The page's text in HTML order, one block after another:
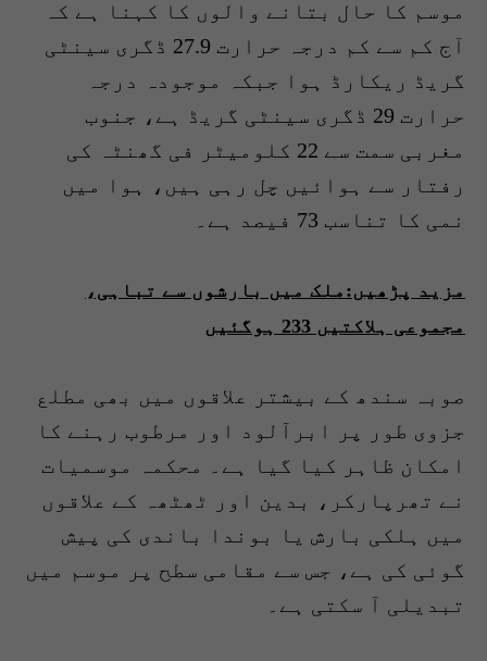
موسم کا حال بتانے والوں کا کہنا ہے کہ
آج کم سے کم درجہ حرارت 27.9 ڈگری سینٹی
گریڈ ریکارڈ ہوا جبکہ موجودہ درجہ
حرارت 29 ڈگری سینٹی گریڈ ہے، جنوب
مغربی سمت سے 22 کلومیٹر فی گھنٹہ کی
رفتار سے ہوائیں چل رہی ہیں، ہوا میں
نمی کا تناسب 73 فیصد ہے۔
مزید پڑھیں:ملک میں بارشوں سے تباہی،
مجموعی ہلاکتیں 233 ہوگئیں
صوبہ سندھ کے بیشتر علاقوں میں بھی مطلع
جزوی طور پر ابرآلود اور مرطوب رہنے کا
امکان ظاہر کیا گیا ہے۔ محکمہ موسمیات
نے تھرپارکر، بدین اور ٹھٹھہ کے علاقوں
میں ہلکی بارش یا بوندا باندی کی پیش
گوئی کی ہے، جس سے مقامی سطح پر موسم میں
تبدیلی آ سکتی ہے۔